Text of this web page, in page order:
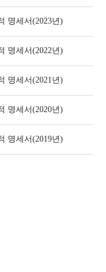
명세서(2023년)
명세서(2022년)
명세서(2021년)
명세서(2020년)
명세서(2019년)